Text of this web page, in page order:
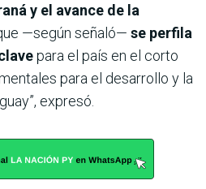
y el avance de la
—según señaló— se perfila
para el país en el corto
para el desarrollo y la
expresó.